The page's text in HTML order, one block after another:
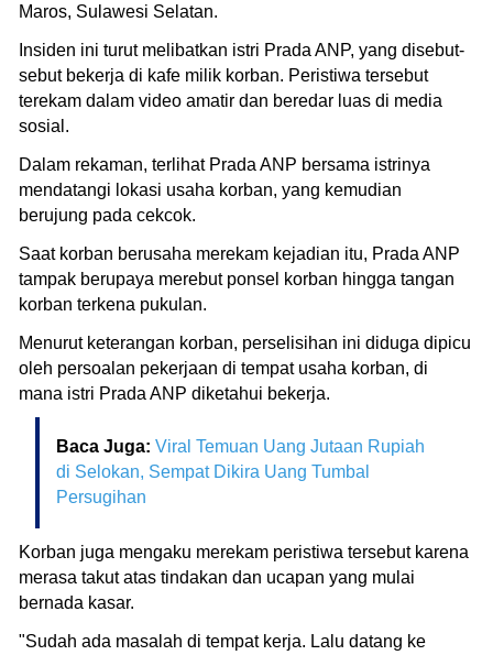
Maros, Sulawesi Selatan.
Insiden ini turut melibatkan istri Prada ANP, yang disebut-
sebut bekerja di kafe milik korban. Peristiwa tersebut
terekam dalam video amatir dan beredar luas di media
sosial.
Dalam rekaman, terlihat Prada ANP bersama istrinya
mendatangi lokasi usaha korban, yang kemudian
berujung pada cekcok.
Saat korban berusaha merekam kejadian itu, Prada ANP
tampak berupaya merebut ponsel korban hingga tangan
korban terkena pukulan.
Menurut keterangan korban, perselisihan ini diduga dipicu
oleh persoalan pekerjaan di tempat usaha korban, di
mana istri Prada ANP diketahui bekerja.
Baca Juga: Viral Temuan Uang Jutaan Rupiah
di Selokan, Sempat Dikira Uang Tumbal
Persugihan
Korban juga mengaku merekam peristiwa tersebut karena
merasa takut atas tindakan dan ucapan yang mulai
bernada kasar.
"Sudah ada masalah di tempat kerja. Lalu datang ke